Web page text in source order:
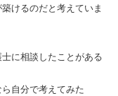
けるのだと考えていま
に相談したことがある
自分で考えてみた